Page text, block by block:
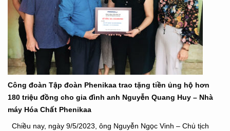
Công đoàn Tập đoàn Phenikaa trao tặng tiền ủng hộ hơn
180 triệu đồng cho gia đình anh Nguyễn Quang Huy – Nhà
máy Hóa Chất Phenikaa
Chiều nay, ngày 9/5/2023, ông Nguyễn Ngọc Vinh – Chủ tịch